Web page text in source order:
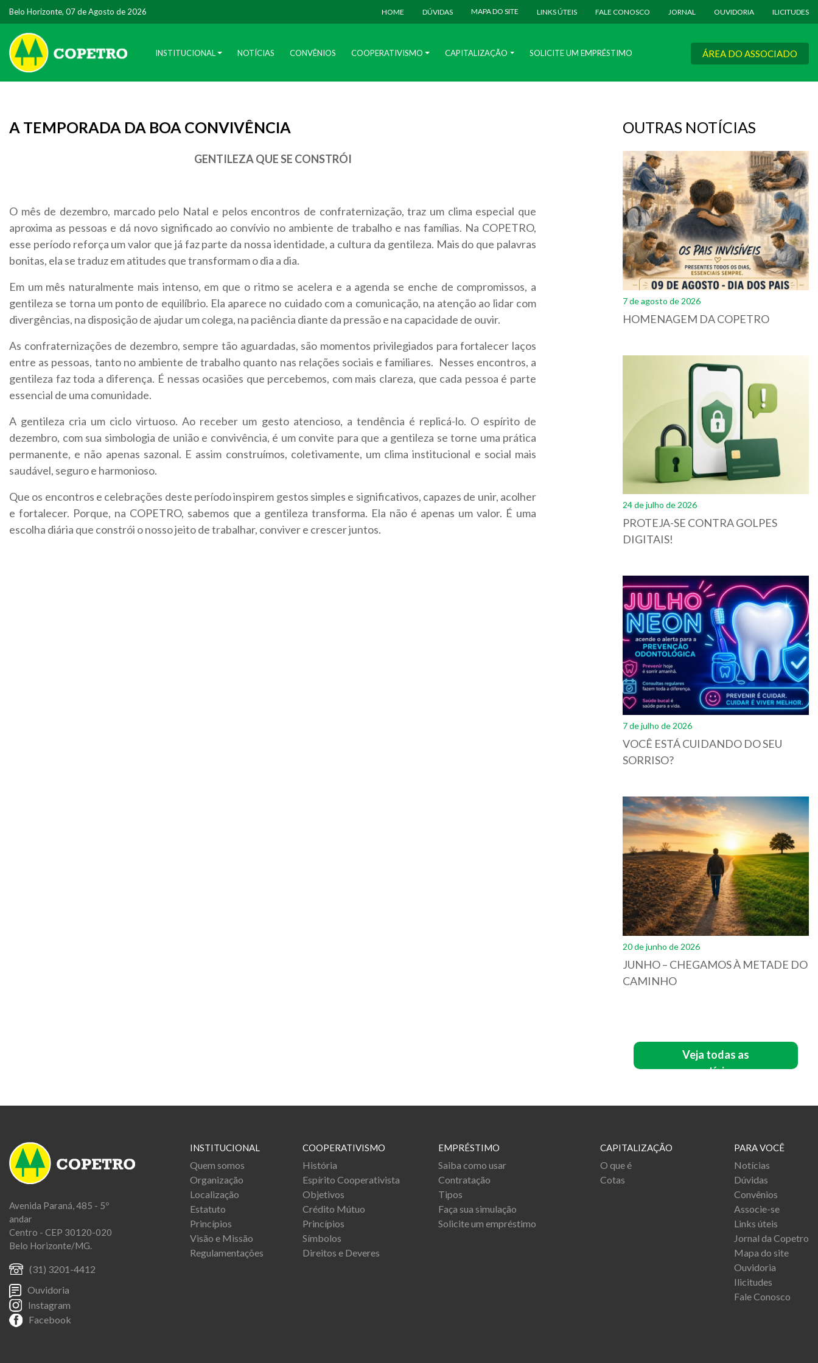
Belo Horizonte, 07 de Agosto de 2026 HOME DÚVIDAS MAPA DO SITE LINKS ÚTEIS FALE CONOSCO JORNAL OUVIDORIA ILICITUDES
INSTITUCIONAL NOTÍCIAS CONVÊNIOS COOPERATIVISMO CAPITALIZAÇÃO SOLICITE UM EMPRÉSTIMO ÁREA DO ASSOCIADO
A TEMPORADA DA BOA CONVIVÊNCIA
GENTILEZA QUE SE CONSTRÓI
O mês de dezembro, marcado pelo Natal e pelos encontros de confraternização, traz um clima especial que
aproxima as pessoas e dá novo significado ao convívio no ambiente de trabalho e nas famílias. Na COPETRO,
esse período reforça um valor que já faz parte da nossa identidade, a cultura da gentileza. Mais do que palavras
bonitas, ela se traduz em atitudes que transformam o dia a dia.
Em um mês naturalmente mais intenso, em que o ritmo se acelera e a agenda se enche de compromissos, a
gentileza se torna um ponto de equilíbrio. Ela aparece no cuidado com a comunicação, na atenção ao lidar com
divergências, na disposição de ajudar um colega, na paciência diante da pressão e na capacidade de ouvir.
As confraternizações de dezembro, sempre tão aguardadas, são momentos privilegiados para fortalecer laços
entre as pessoas, tanto no ambiente de trabalho quanto nas relações sociais e familiares. Nesses encontros, a
gentileza faz toda a diferença. É nessas ocasiões que percebemos, com mais clareza, que cada pessoa é parte
essencial de uma comunidade.
A gentileza cria um ciclo virtuoso. Ao receber um gesto atencioso, a tendência é replicá-lo. O espírito de
dezembro, com sua simbologia de união e convivência, é um convite para que a gentileza se torne uma prática
permanente, e não apenas sazonal. E assim construímos, coletivamente, um clima institucional e social mais
saudável, seguro e harmonioso.
Que os encontros e celebrações deste período inspirem gestos simples e significativos, capazes de unir, acolher
e fortalecer. Porque, na COPETRO, sabemos que a gentileza transforma. Ela não é apenas um valor. É uma
escolha diária que constrói o nosso jeito de trabalhar, conviver e crescer juntos.
OUTRAS NOTÍCIAS
7 de agosto de 2026
HOMENAGEM DA COPETRO
24 de julho de 2026
PROTEJA-SE CONTRA GOLPES
DIGITAIS!
7 de julho de 2026
VOCÊ ESTÁ CUIDANDO DO SEU
SORRISO?
20 de junho de 2026
JUNHO – CHEGAMOS À METADE DO
CAMINHO
Veja todas as
notícias
Avenida Paraná, 485 - 5º
andar
Centro - CEP 30120-020
Belo Horizonte/MG.
(31) 3201-4412
Ouvidoria
Instagram
Facebook
INSTITUCIONAL
Quem somos
Organização
Localização
Estatuto
Princípios
Visão e Missão
Regulamentações
COOPERATIVISMO
História
Espírito Cooperativista
Objetivos
Crédito Mútuo
Princípios
Símbolos
Direitos e Deveres
EMPRÉSTIMO
Saiba como usar
Contratação
Tipos
Faça sua simulação
Solicite um empréstimo
CAPITALIZAÇÃO
O que é
Cotas
PARA VOCÊ
Notícias
Dúvidas
Convênios
Associe-se
Links úteis
Jornal da Copetro
Mapa do site
Ouvidoria
Ilicitudes
Fale Conosco